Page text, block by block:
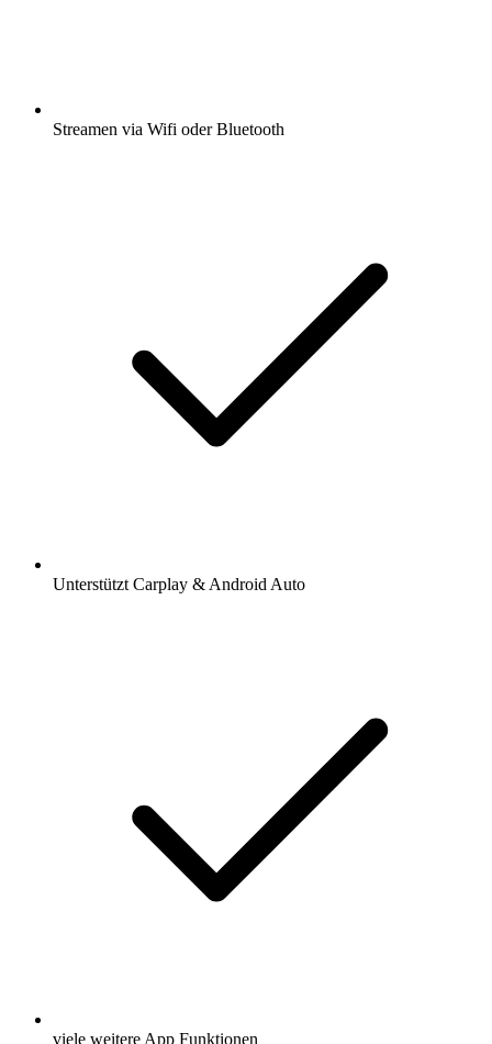
Streamen via Wifi oder Bluetooth
Unterstützt Carplay & Android Auto
viele weitere App Funktionen